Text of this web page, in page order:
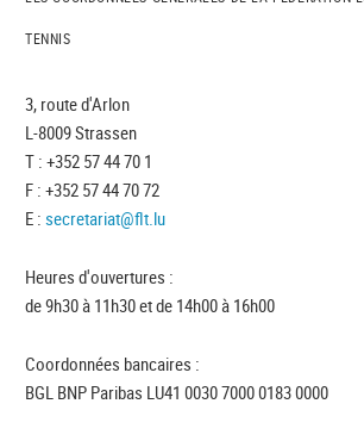
TENNIS
3, route d'Arlon
L-8009 Strassen
T : +352 57 44 70 1
F : +352 57 44 70 72
E : secretariat@flt.lu
Heures d'ouvertures :
de 9h30 à 11h30 et de 14h00 à 16h00
Coordonnées bancaires :
BGL BNP Paribas LU41 0030 7000 0183 0000